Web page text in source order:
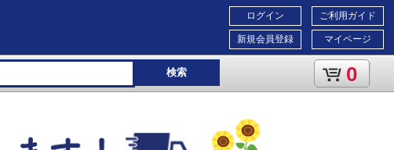
ご利用ガイド
マイページ
ログイン
新規会員登録
検索 0